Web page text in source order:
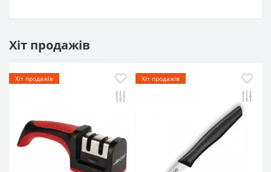
Хіт продажів
Хіт продажів Хіт продажів